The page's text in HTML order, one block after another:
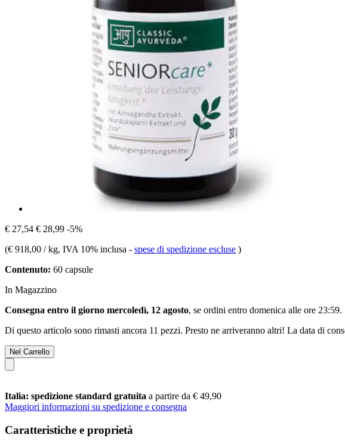
€ 27,54 € 28,99 -5%
(€ 918,00 / kg, IVA 10% inclusa - spese di spedizione escluse )
Contenuto: 60 capsule
In Magazzino
Consegna entro il giorno mercoledì, 12 agosto, se ordini entro domenica alle ore 23:59.
Di questo articolo sono rimasti ancora 11 pezzi. Presto ne arriveranno altri! La data di
Nel Carrello
Italia: spedizione standard gratuita a partire da € 49,90
Maggiori informazioni su spedizione e consegna
Caratteristiche e proprietà